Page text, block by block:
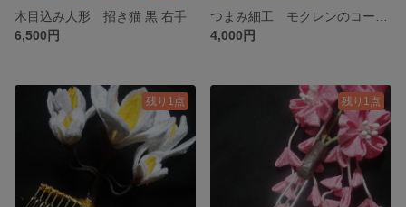
木目込み人形 招き猫 黒 右手
6,500円
4,000円
残り1点 残り1点